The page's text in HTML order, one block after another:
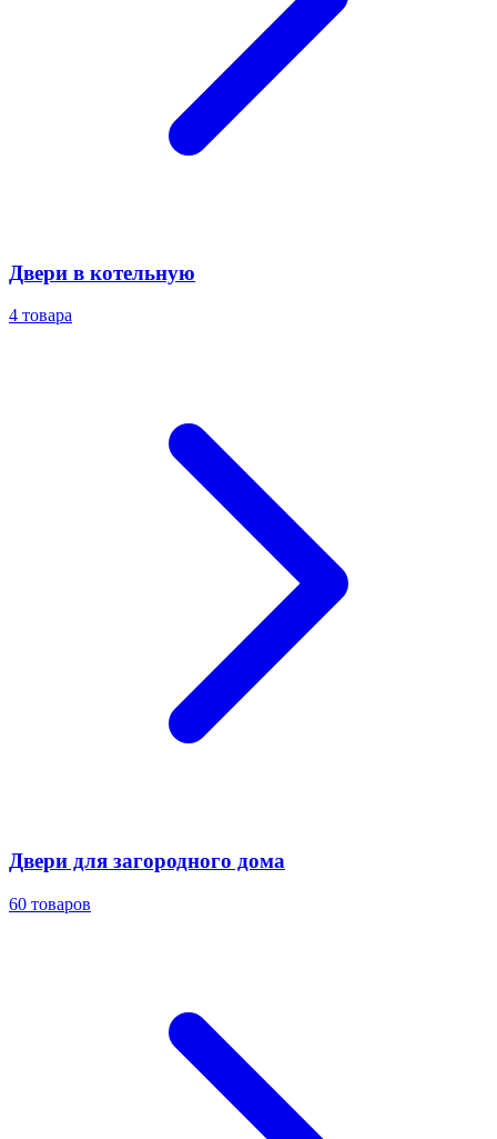
Двери в котельную
4 товара
Двери для загородного дома
60 товаров